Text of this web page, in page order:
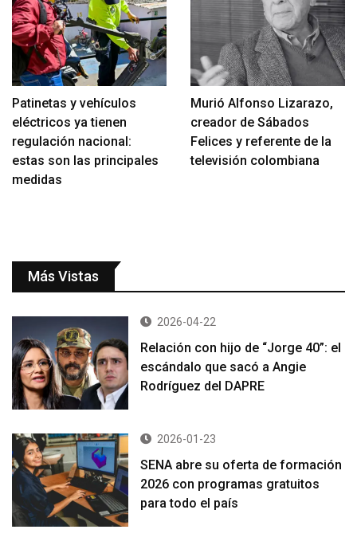
Patinetas y vehículos
eléctricos ya tienen
regulación nacional:
estas son las principales
medidas
Murió Alfonso Lizarazo,
creador de Sábados
Felices y referente de la
televisión colombiana
Más Vistas
2026-04-22
Relación con hijo de “Jorge 40”: el
escándalo que sacó a Angie
Rodríguez del DAPRE
2026-01-23
SENA abre su oferta de formación
2026 con programas gratuitos
para todo el país